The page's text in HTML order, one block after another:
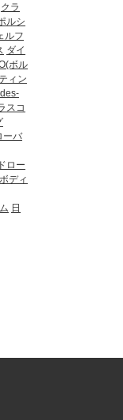
クラ
ルシ
ルフ
ダイ
ボル
ィン
スコ
ーバ
ロー
ボディ
日